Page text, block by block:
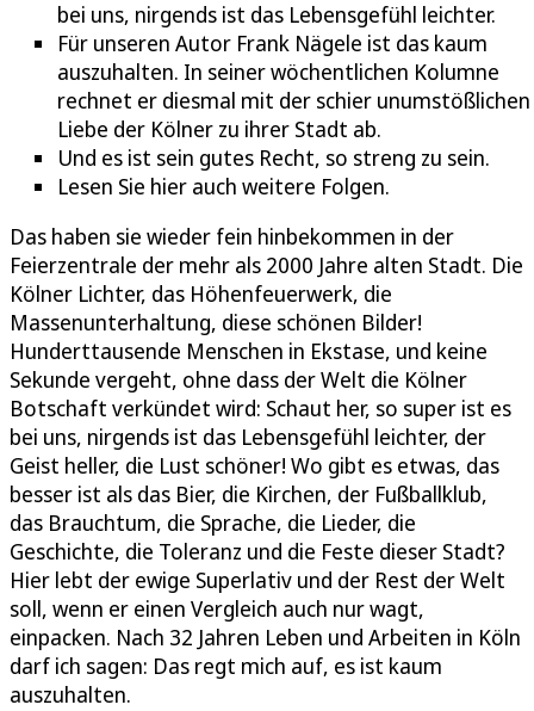
bei uns, nirgends ist das Lebensgefühl leichter.
Für unseren Autor Frank Nägele ist das kaum
auszuhalten. In seiner wöchentlichen Kolumne
rechnet er diesmal mit der schier unumstößlichen
Liebe der Kölner zu ihrer Stadt ab.
Und es ist sein gutes Recht, so streng zu sein.
Lesen Sie hier auch weitere Folgen.
Das haben sie wieder fein hinbekommen in der
Feierzentrale der mehr als 2000 Jahre alten Stadt. Die
Kölner Lichter, das Höhenfeuerwerk, die
Massenunterhaltung, diese schönen Bilder!
Hunderttausende Menschen in Ekstase, und keine
Sekunde vergeht, ohne dass der Welt die Kölner
Botschaft verkündet wird: Schaut her, so super ist es
bei uns, nirgends ist das Lebensgefühl leichter, der
Geist heller, die Lust schöner! Wo gibt es etwas, das
besser ist als das Bier, die Kirchen, der Fußballklub,
das Brauchtum, die Sprache, die Lieder, die
Geschichte, die Toleranz und die Feste dieser Stadt?
Hier lebt der ewige Superlativ und der Rest der Welt
soll, wenn er einen Vergleich auch nur wagt,
einpacken. Nach 32 Jahren Leben und Arbeiten in Köln
darf ich sagen: Das regt mich auf, es ist kaum
auszuhalten.